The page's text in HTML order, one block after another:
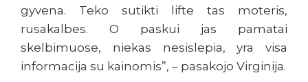
gyvena. Teko sutikti lifte tas moteris,
rusakalbes. O paskui jas pamatai
skelbimuose, niekas nesislepia, yra visa
informacija su kainomis”, – pasakojo Virginija.